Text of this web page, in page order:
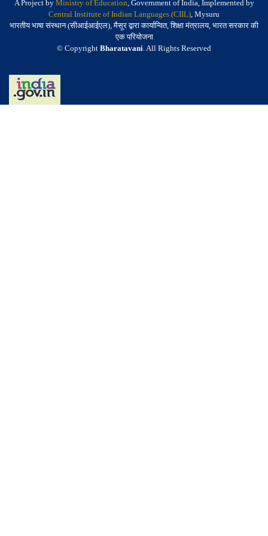
A Project by Ministry of Education, Government of India, Implemented by
Central Institute of Indian Languages (CIIL), Mysuru
भारतीय भाषा संस्थान (सीआईआईएल), मैसूर द्वारा कार्यान्वित, शिक्षा मंत्रालय, भारत सरकार की
एक परियोजना
© Copyright Bharatavani. All Rights Reserved